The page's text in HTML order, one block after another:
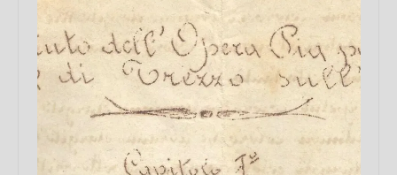
Chi sono
FAQ
Contatti